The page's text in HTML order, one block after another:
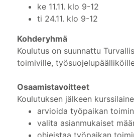
ke 11.11. klo 9-12
ti 24.11. klo 9-12
Kohderyhmä
Koulutus on suunnattu
toimiville,
Osaamistavoitteet
Koulutuksen jälkeen
arvioida työpaikan
valita asianmukaiset
ohjeistaa työpaikan